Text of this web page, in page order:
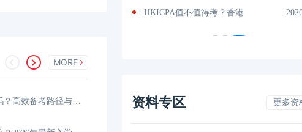
MORE
HKICPA值不值得考？香港
资料专区 更多资